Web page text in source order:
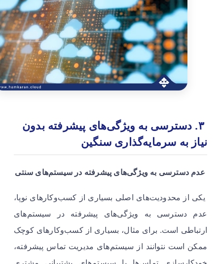
۳. دسترسی به ویژگی‌های پیشرفته بدون
نیاز به سرمایه‌گذاری سنگین
عدم دسترسی به ویژگی‌های پیشرفته در سیستم‌های سنتی
یکی از محدودیت‌های اصلی بسیاری از کسب‌وکارهای نوپا،
عدم دسترسی به ویژگی‌های پیشرفته در سیستم‌های
ارتباطی است. برای مثال، بسیاری از کسب‌وکارهای کوچک
ممکن است نتوانند از سیستم‌های مدیریت تماس پیشرفته،